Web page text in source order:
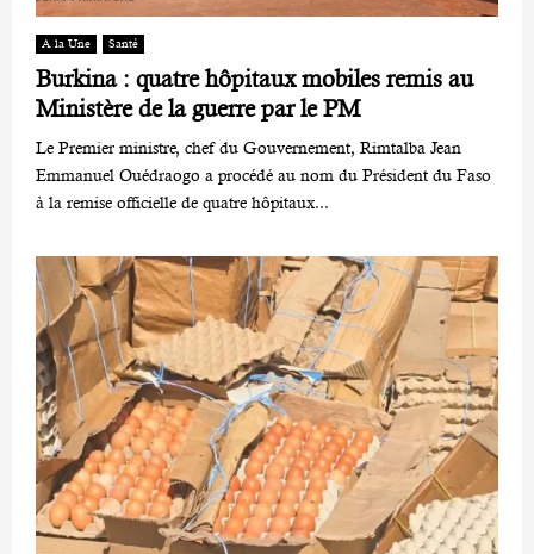
A la Une Santé
Burkina : quatre hôpitaux mobiles remis au
Ministère de la guerre par le PM
Le Premier ministre, chef du Gouvernement, Rimtalba Jean
Emmanuel Ouédraogo a procédé au nom du Président du Faso
à la remise officielle de quatre hôpitaux...